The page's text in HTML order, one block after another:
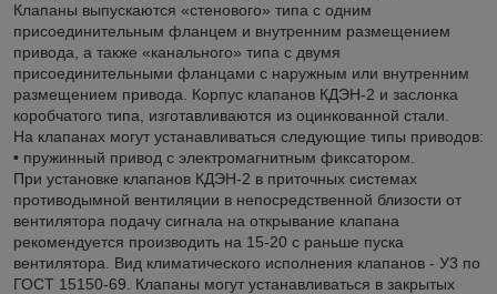
Клапаны выпускаются «стенового» типа с одним
присоединительным фланцем и внутренним размещением
привода, а также «канального» типа с двумя
присоединительными фланцами с наружным или внутренним
размещением привода. Корпус клапанов КДЭН-2 и заслонка
коробчатого типа, изготавливаются из оцинкованной стали.
На клапанах могут устанавливаться следующие типы приводов:
• пружинный привод с электромагнитным фиксатором.
При установке клапанов КДЭН-2 в приточных системах
противодымной вентиляции в непосредственной близости от
вентилятора подачу сигнала на открывание клапана
рекомендуется производить на 15-20 с раньше пуска
вентилятора. Вид климатического исполнения клапанов - У3 по
ГОСТ 15150-69. Клапаны могут устанавливаться в закрытых